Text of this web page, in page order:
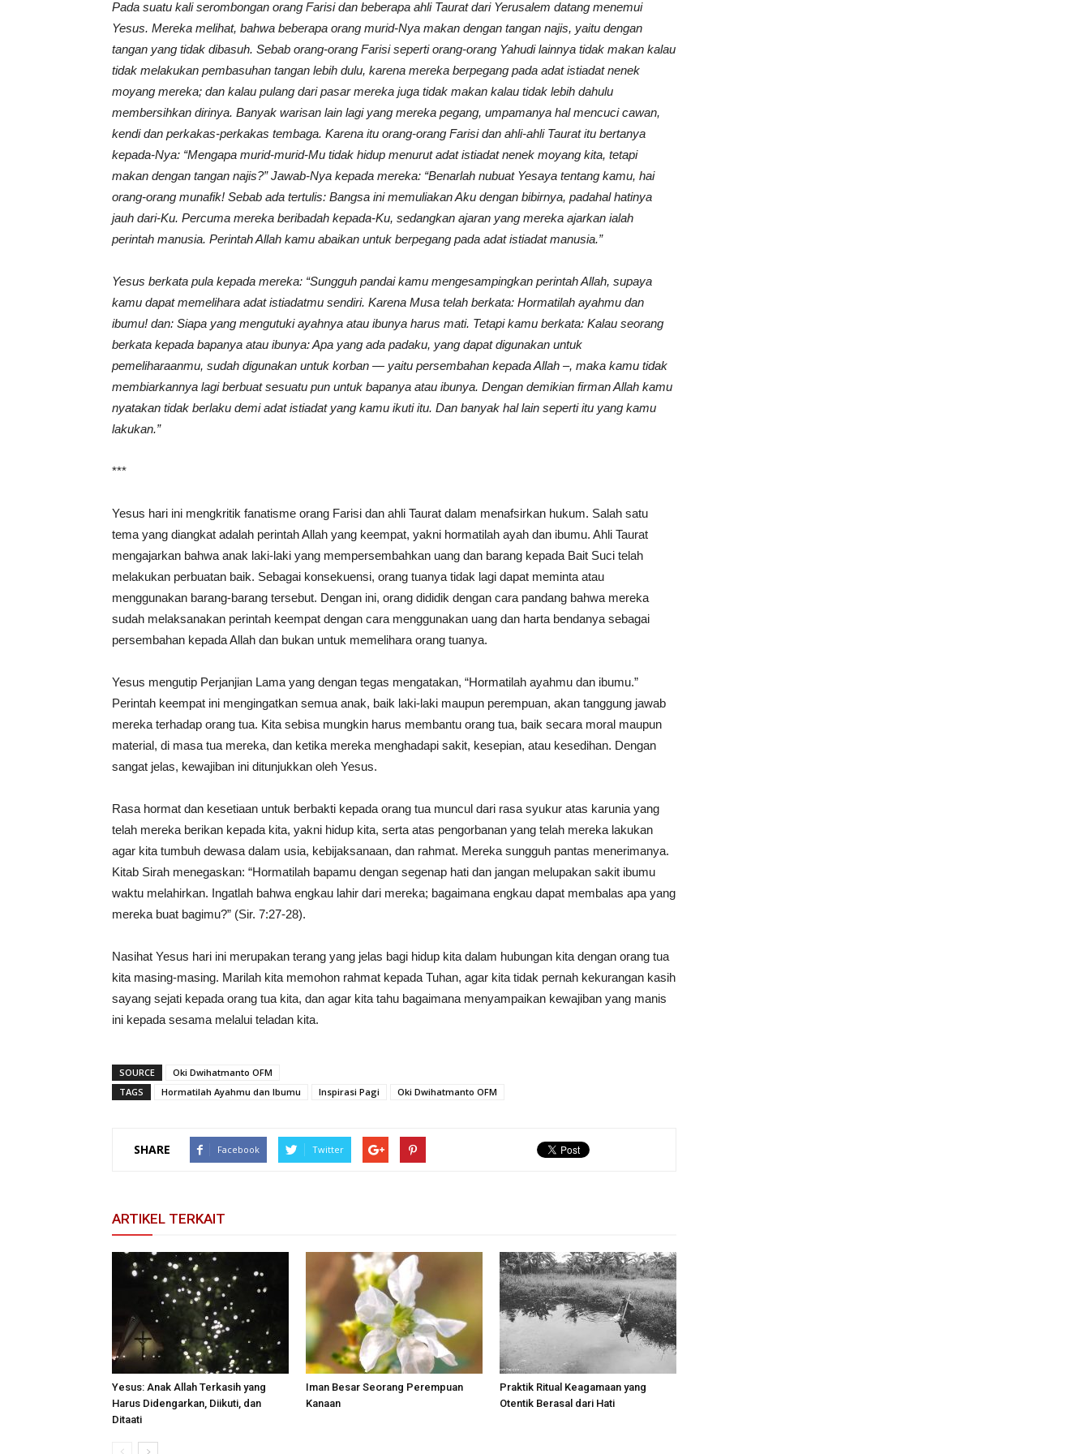
Pada suatu kali serombongan orang Farisi dan beberapa ahli Taurat dari Yerusalem datang menemui
Yesus. Mereka melihat, bahwa beberapa orang murid-Nya makan dengan tangan najis, yaitu dengan
tangan yang tidak dibasuh. Sebab orang-orang Farisi seperti orang-orang Yahudi lainnya tidak makan kalau
tidak melakukan pembasuhan tangan lebih dulu, karena mereka berpegang pada adat istiadat nenek
moyang mereka; dan kalau pulang dari pasar mereka juga tidak makan kalau tidak lebih dahulu
membersihkan dirinya. Banyak warisan lain lagi yang mereka pegang, umpamanya hal mencuci cawan,
kendi dan perkakas-perkakas tembaga. Karena itu orang-orang Farisi dan ahli-ahli Taurat itu bertanya
kepada-Nya: “Mengapa murid-murid-Mu tidak hidup menurut adat istiadat nenek moyang kita, tetapi
makan dengan tangan najis?” Jawab-Nya kepada mereka: “Benarlah nubuat Yesaya tentang kamu, hai
orang-orang munafik! Sebab ada tertulis: Bangsa ini memuliakan Aku dengan bibirnya, padahal hatinya
jauh dari-Ku. Percuma mereka beribadah kepada-Ku, sedangkan ajaran yang mereka ajarkan ialah
perintah manusia. Perintah Allah kamu abaikan untuk berpegang pada adat istiadat manusia.”
Yesus berkata pula kepada mereka: “Sungguh pandai kamu mengesampingkan perintah Allah, supaya
kamu dapat memelihara adat istiadatmu sendiri. Karena Musa telah berkata: Hormatilah ayahmu dan
ibumu! dan: Siapa yang mengutuki ayahnya atau ibunya harus mati. Tetapi kamu berkata: Kalau seorang
berkata kepada bapanya atau ibunya: Apa yang ada padaku, yang dapat digunakan untuk
pemeliharaanmu, sudah digunakan untuk korban — yaitu persembahan kepada Allah –, maka kamu tidak
membiarkannya lagi berbuat sesuatu pun untuk bapanya atau ibunya. Dengan demikian firman Allah kamu
nyatakan tidak berlaku demi adat istiadat yang kamu ikuti itu. Dan banyak hal lain seperti itu yang kamu
lakukan.”
***
Yesus hari ini mengkritik fanatisme orang Farisi dan ahli Taurat dalam menafsirkan hukum. Salah satu
tema yang diangkat adalah perintah Allah yang keempat, yakni hormatilah ayah dan ibumu. Ahli Taurat
mengajarkan bahwa anak laki-laki yang mempersembahkan uang dan barang kepada Bait Suci telah
melakukan perbuatan baik. Sebagai konsekuensi, orang tuanya tidak lagi dapat meminta atau
menggunakan barang-barang tersebut. Dengan ini, orang dididik dengan cara pandang bahwa mereka
sudah melaksanakan perintah keempat dengan cara menggunakan uang dan harta bendanya sebagai
persembahan kepada Allah dan bukan untuk memelihara orang tuanya.
Yesus mengutip Perjanjian Lama yang dengan tegas mengatakan, “Hormatilah ayahmu dan ibumu.”
Perintah keempat ini mengingatkan semua anak, baik laki-laki maupun perempuan, akan tanggung jawab
mereka terhadap orang tua. Kita sebisa mungkin harus membantu orang tua, baik secara moral maupun
material, di masa tua mereka, dan ketika mereka menghadapi sakit, kesepian, atau kesedihan. Dengan
sangat jelas, kewajiban ini ditunjukkan oleh Yesus.
Rasa hormat dan kesetiaan untuk berbakti kepada orang tua muncul dari rasa syukur atas karunia yang
telah mereka berikan kepada kita, yakni hidup kita, serta atas pengorbanan yang telah mereka lakukan
agar kita tumbuh dewasa dalam usia, kebijaksanaan, dan rahmat. Mereka sungguh pantas menerimanya.
Kitab Sirah menegaskan: “Hormatilah bapamu dengan segenap hati dan jangan melupakan sakit ibumu
waktu melahirkan. Ingatlah bahwa engkau lahir dari mereka; bagaimana engkau dapat membalas apa yang
mereka buat bagimu?” (Sir. 7:27-28).
Nasihat Yesus hari ini merupakan terang yang jelas bagi hidup kita dalam hubungan kita dengan orang tua
kita masing-masing. Marilah kita memohon rahmat kepada Tuhan, agar kita tidak pernah kekurangan kasih
sayang sejati kepada orang tua kita, dan agar kita tahu bagaimana menyampaikan kewajiban yang manis
ini kepada sesama melalui teladan kita.
SOURCE
Oki Dwihatmanto OFM
TAGS
Hormatilah Ayahmu dan Ibumu Inspirasi Pagi Oki Dwihatmanto OFM
SHARE Facebook Twitter
ARTIKEL TERKAIT
Yesus: Anak Allah Terkasih yang
Harus Didengarkan, Diikuti, dan
Ditaati
Iman Besar Seorang Perempuan
Kanaan
Praktik Ritual Keagamaan yang
Otentik Berasal dari Hati